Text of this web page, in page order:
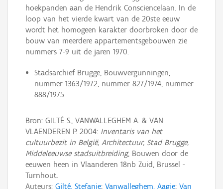
hoekpanden aan de Hendrik Consciencelaan. In de
loop van het vierde kwart van de 20ste eeuw
wordt het homogeen karakter doorbroken door de
bouw van meerdere appartementsgebouwen zie
nummers 7-9 uit de jaren 1970.
Stadsarchief Brugge, Bouwvergunningen,
nummer 1363/1972, nummer 827/1974, nummer
888/1975.
Bron: GILTÉ S., VANWALLEGHEM A. & VAN
VLAENDEREN P. 2004: Inventaris van het
cultuurbezit in België, Architectuur, Stad Brugge,
Middeleeuwse stadsuitbreiding, Bouwen door de
eeuwen heen in Vlaanderen 18nb Zuid, Brussel -
Turnhout.
Auteurs: Gilté, Stefanie; Vanwalleghem, Aagje; Van